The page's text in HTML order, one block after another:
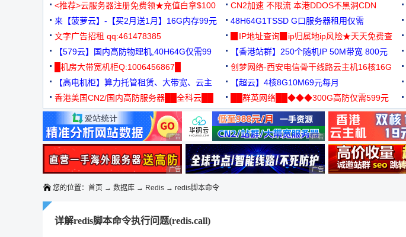
<推荐>云服务器注册免费领★充值白拿$100 CN2加速 不限流 本港DDOS不黑洞CDN
来【菠萝云】-【买2月送1月】16G内存99元
48H64G1TSSD G口服务器租用仅需
3000+可免费测试
文字广告招租 qq:461478385
▉IP地址查询▉ip归属地ip风险★天天免费查
【579云】国内高防物理机,40H64G仅需99
元
【香港站群】250个随机IP 50M带宽 800元
█机房大带宽机柜Q:1006456867█
创梦网络-西安电信骨干线路云主机16核16G
88元/月
【高电机柜】算力托管租赁、大带宽、云主
机
【超云】4核8G10M69元每月
香港美国CN2/国内高防服务器██全科云██
██群英网络██◆◆◆300G高防仅需599元
◆◆◆
广告 商业广告，理性选择 广告 商业广告，理性选择
广告 商业广告，理性选择 广告 商业广告，理性选择
您的位置： 首页 → 数据库 → Redis → redis脚本命令
详解redis脚本命令执行问题(redis.call)